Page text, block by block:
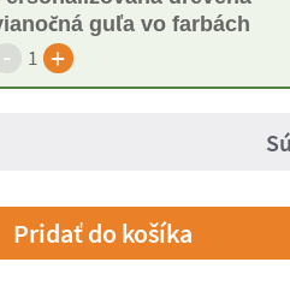
guľa vo farbách
- 1 +